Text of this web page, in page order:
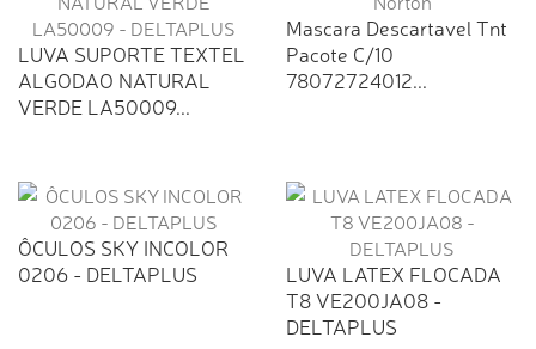
LUVA SUPORTE TEXTEL
ALGODAO NATURAL
VERDE LA50009...
Mascara Descartavel Tnt
Pacote C/10
78072724012...
ÔCULOS SKY INCOLOR
0206 - DELTAPLUS
LUVA LATEX FLOCADA
T8 VE200JA08 -
DELTAPLUS